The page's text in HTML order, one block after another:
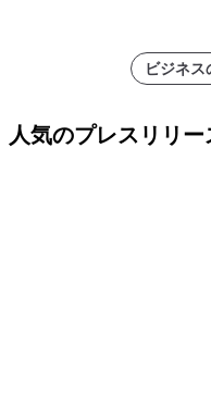
ビジネス
人気のプレスリリー